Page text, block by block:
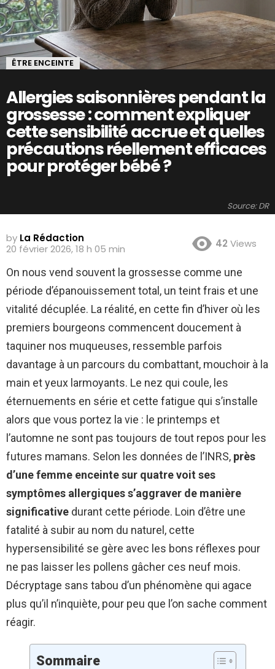
ÊTRE ENCEINTE
Allergies saisonnières pendant la
grossesse : comment expliquer
cette sensibilité accrue et quelles
précautions réellement efficaces
pour protéger bébé ?
Source: DR
by La Rédaction
20 février 2026, 18 h 05 min
42 Views
On nous vend souvent la grossesse comme une
période d’épanouissement total, un teint frais et une
vitalité décuplée. La réalité, en cette fin d’hiver où les
premiers bourgeons commencent doucement à
taquiner nos muqueuses, ressemble parfois
davantage à un parcours du combattant, mouchoir à la
main et yeux larmoyants. Le nez qui coule, les
éternuements en série et cette fatigue qui s’installe
alors que vous portez la vie : le printemps et
l’automne ne sont pas toujours de tout repos pour les
futures mamans. Selon les données de l’INRS, près
d’une femme enceinte sur quatre voit ses
symptômes allergiques s’aggraver de manière
significative durant cette période. Loin d’être une
fatalité à subir au nom du naturel, cette
hypersensibilité se gère avec les bons réflexes pour
ne pas laisser les pollens gâcher ces neuf mois.
Décryptage sans tabou d’un phénomène qui agace
plus qu’il n’inquiète, pour peu que l’on sache comment
réagir.
Sommaire